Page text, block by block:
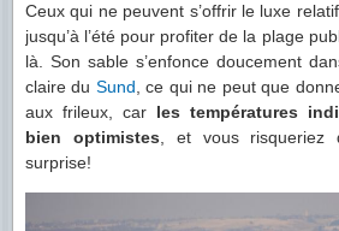
Ceux qui ne peuvent s’offrir le luxe
jusqu’à l’été pour profiter de la plage
là. Son sable s’enfonce doucement
claire du Sund , ce qui ne peut que
aux frileux, car les températures
bien optimistes , et vous risqueriez
surprise!